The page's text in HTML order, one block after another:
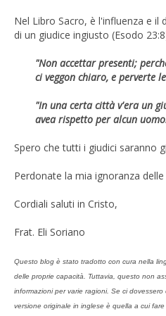
Nel Libro Sacro, è l'influenza e il
di un giudice ingiusto (Esodo
"Non accettar presenti;
ci veggon chiaro, e perverte
"In una certa città v'era un
avea rispetto per alcun
Spero che tutti i giudici saranno
Perdonate la mia ignoranza
Cordiali saluti in Cristo,
Frat. Eli Soriano
Questo blog è stato tradotto con cura nella
delle proprie capacità. Tuttavia, questo non
informazioni per varie ragioni. Se ci
versione originale in inglese è quella a cui fare